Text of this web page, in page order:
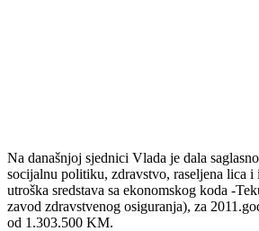
Na današnjoj sjednici Vlada je dala
socijalnu politiku, zdravstvo, raseljena lica i